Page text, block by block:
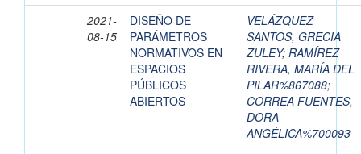
2021-
08-15
DISEÑO DE
PARÁMETROS
NORMATIVOS EN
ESPACIOS
PÚBLICOS
ABIERTOS
VELÁZQUEZ
SANTOS, GRECIA
ZULEY; RAMÍREZ
RIVERA, MARÍA DEL
PILAR%867088;
CORREA FUENTES,
DORA
ANGÉLICA%700093